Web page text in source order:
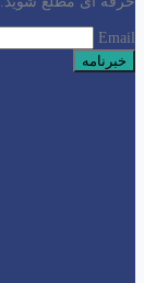
Email